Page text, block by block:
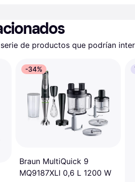
de productos que podrían
-34%
Braun MultiQuick 9
MQ9187XLI 0,6 L 1200 W